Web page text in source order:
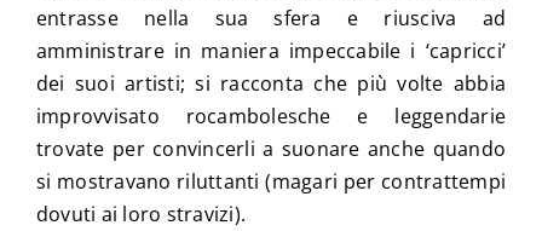
entrasse nella sua sfera e riusciva ad
amministrare in maniera impeccabile i ‘capricci’
dei suoi artisti; si racconta che più volte abbia
improvvisato rocambolesche e leggendarie
trovate per convincerli a suonare anche quando
si mostravano riluttanti (magari per contrattempi
dovuti ai loro stravizi).